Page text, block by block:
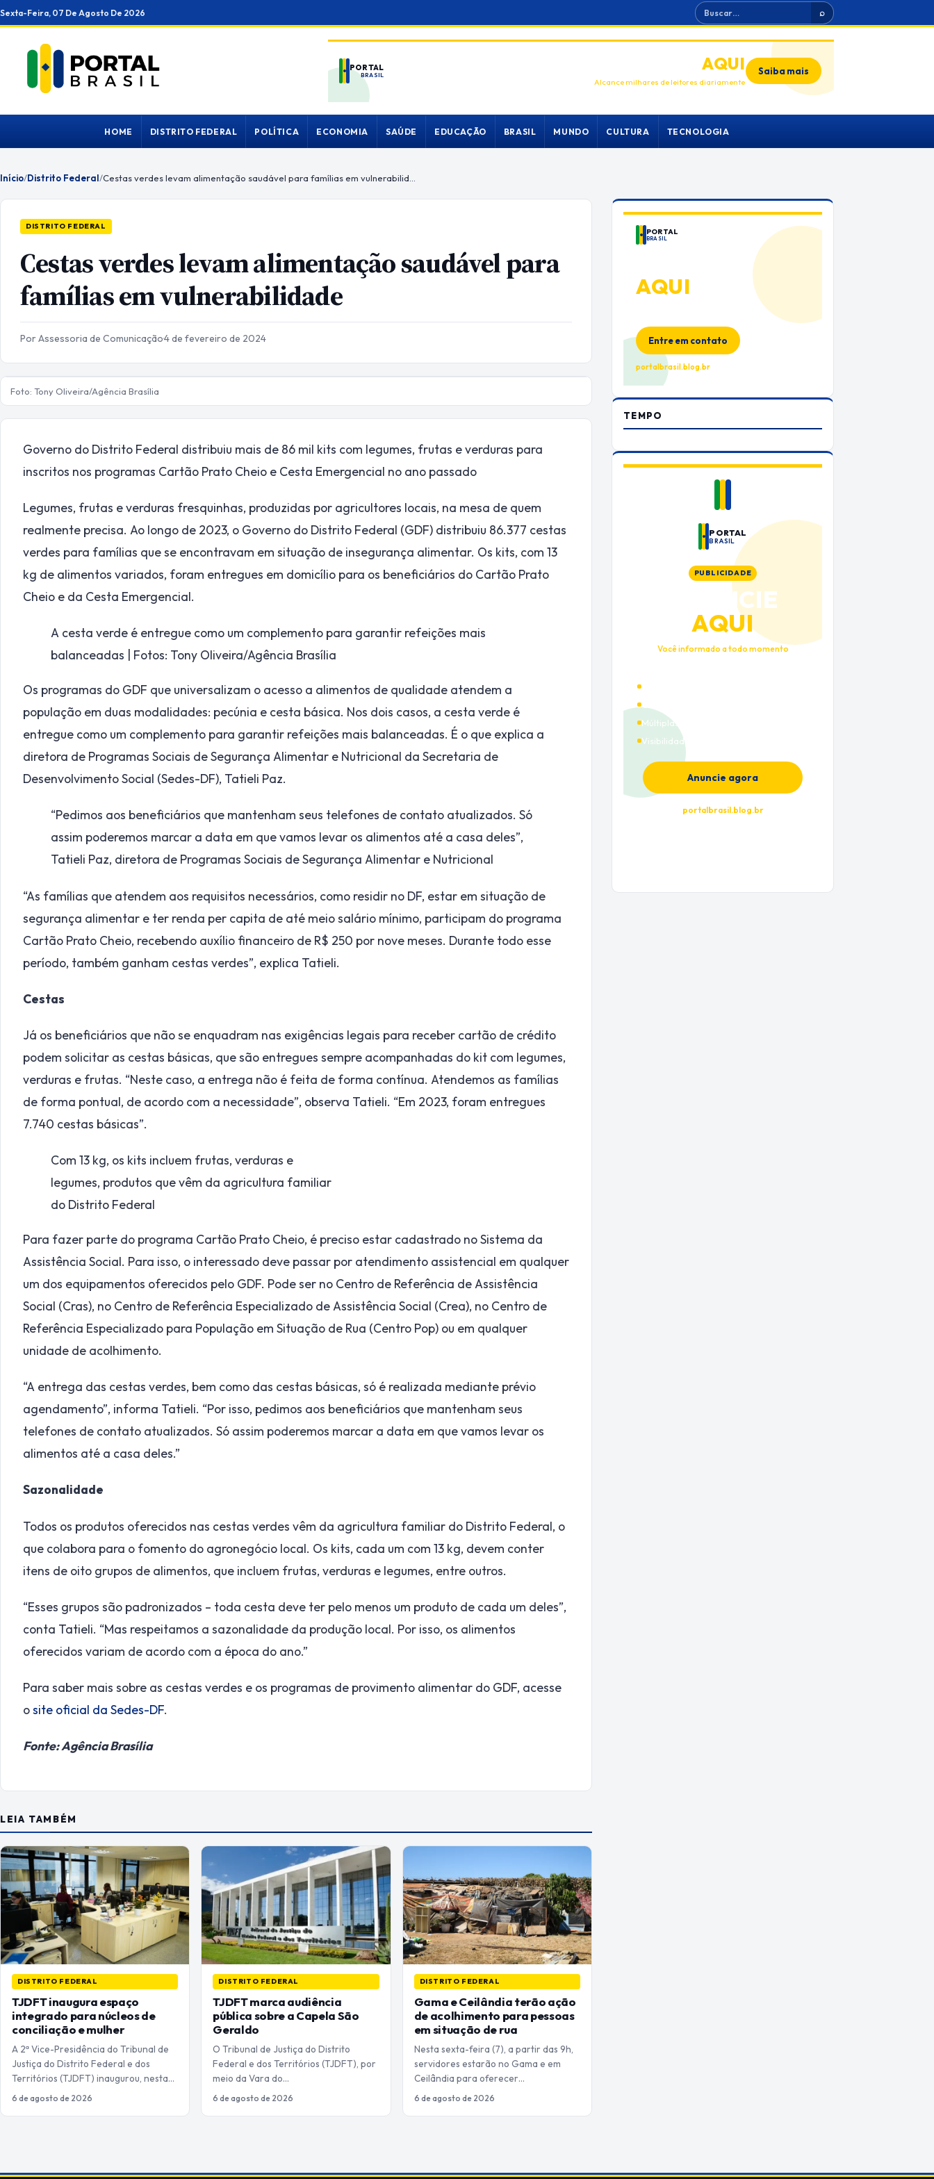
Ir
para
conteúdo
Sexta-Feira, 07 De Agosto De 2026 Buscar ⌕
PORTAL
BRASIL
ANUNCIEAQUI
Alcance milhares de leitores diariamente
Saiba mais
HOME DISTRITO FEDERAL POLÍTICA ECONOMIA SAÚDE EDUCAÇÃO BRASIL MUNDO CULTURA TECNOLOGIA
Início/Distrito Federal/
DISTRITO FEDERAL
Cestas verdes levam alimentação saudável para
famílias em vulnerabilidade
Por Assessoria de Comunicação·4 de fevereiro de 2024
Foto: Tony Oliveira/Agência Brasília
Governo do Distrito Federal distribuiu mais de 86 mil kits com legumes, frutas e verduras para
inscritos nos programas Cartão Prato Cheio e Cesta Emergencial no ano passado
Legumes, frutas e verduras fresquinhas, produzidas por agricultores locais, na mesa de quem
realmente precisa. Ao longo de 2023, o Governo do Distrito Federal (GDF) distribuiu 86.377 cestas
verdes para famílias que se encontravam em situação de insegurança alimentar. Os kits, com 13
kg de alimentos variados, foram entregues em domicílio para os beneficiários do Cartão Prato
Cheio e da Cesta Emergencial.
A cesta verde é entregue como um complemento para garantir refeições mais
balanceadas | Fotos: Tony Oliveira/Agência Brasília
Os programas do GDF que universalizam o acesso a alimentos de qualidade atendem a
população em duas modalidades: pecúnia e cesta básica. Nos dois casos, a cesta verde é
entregue como um complemento para garantir refeições mais balanceadas. É o que explica a
diretora de Programas Sociais de Segurança Alimentar e Nutricional da Secretaria de
Desenvolvimento Social (Sedes-DF), Tatieli Paz.
“Pedimos aos beneficiários que mantenham seus telefones de contato atualizados. Só
assim poderemos marcar a data em que vamos levar os alimentos até a casa deles”,
Tatieli Paz, diretora de Programas Sociais de Segurança Alimentar e Nutricional
“As famílias que atendem aos requisitos necessários, como residir no DF, estar em situação de
segurança alimentar e ter renda per capita de até meio salário mínimo, participam do programa
Cartão Prato Cheio, recebendo auxílio financeiro de R$ 250 por nove meses. Durante todo esse
período, também ganham cestas verdes”, explica Tatieli.
Cestas
Já os beneficiários que não se enquadram nas exigências legais para receber cartão de crédito
podem solicitar as cestas básicas, que são entregues sempre acompanhadas do kit com legumes,
verduras e frutas. “Neste caso, a entrega não é feita de forma contínua. Atendemos as famílias
de forma pontual, de acordo com a necessidade”, observa Tatieli. “Em 2023, foram entregues
7.740 cestas básicas”.
Com 13 kg, os kits incluem frutas, verduras e
legumes, produtos que vêm da agricultura familiar
do Distrito Federal
Para fazer parte do programa Cartão Prato Cheio, é preciso estar cadastrado no Sistema da
Assistência Social. Para isso, o interessado deve passar por atendimento assistencial em qualquer
um dos equipamentos oferecidos pelo GDF. Pode ser no Centro de Referência de Assistência
Social (Cras), no Centro de Referência Especializado de Assistência Social (Crea), no Centro de
Referência Especializado para População em Situação de Rua (Centro Pop) ou em qualquer
unidade de acolhimento.
“A entrega das cestas verdes, bem como das cestas básicas, só é realizada mediante prévio
agendamento”, informa Tatieli. “Por isso, pedimos aos beneficiários que mantenham seus
telefones de contato atualizados. Só assim poderemos marcar a data em que vamos levar os
alimentos até a casa deles.”
Sazonalidade
Todos os produtos oferecidos nas cestas verdes vêm da agricultura familiar do Distrito Federal, o
que colabora para o fomento do agronegócio local. Os kits, cada um com 13 kg, devem conter
itens de oito grupos de alimentos, que incluem frutas, verduras e legumes, entre outros.
“Esses grupos são padronizados – toda cesta deve ter pelo menos um produto de cada um deles”,
conta Tatieli. “Mas respeitamos a sazonalidade da produção local. Por isso, os alimentos
oferecidos variam de acordo com a época do ano.”
Para saber mais sobre as cestas verdes e os programas de provimento alimentar do GDF, acesse
osite oficial da Sedes-DF.
Fonte: Agência Brasília
LEIA TAMBÉM
DISTRITO FEDERAL
TJDFT inaugura espaço
integrado para núcleos de
conciliação e mulher
A 2ª Vice-Presidência do Tribunal de
Justiça do Distrito Federal e dos
Territórios (TJDFT) inaugurou, nesta…
6 de agosto de 2026
DISTRITO FEDERAL
TJDFT marca audiência
pública sobre a Capela São
Geraldo
O Tribunal de Justiça do Distrito
Federal e dos Territórios (TJDFT), por
meio da Vara do…
6 de agosto de 2026
DISTRITO FEDERAL
Gama e Ceilândia terão ação
de acolhimento para pessoas
em situação de rua
Nesta sexta-feira (7), a partir das 9h,
servidores estarão no Gama e em
Ceilândia para oferecer…
6 de agosto de 2026
PORTAL
BRASIL
AQUI
Espaço premium para sua marca
Entre em contato
portalbrasil.blog.br
TEMPO
PORTAL
BRASIL
PUBLICIDADE
ANUNCIE
AQUI
Você informado a todo momento
Múltiplas categorias
Visibilidade premium
Anuncie agora
portalbrasil.blog.br